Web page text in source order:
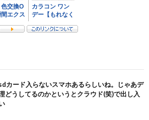
カード入らないスマホあるらしいね。じゃあデ
どうしてるのかというとクラウド(笑)で出し入